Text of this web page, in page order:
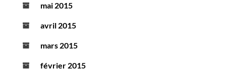
mai 2015
avril 2015
mars 2015
février 2015